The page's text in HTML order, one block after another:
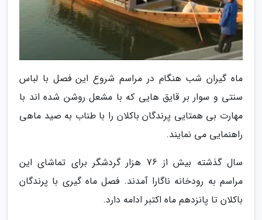
ماه گیران شب هنگام در مراسم شروع این فصل با لباس
سنتی و سوار بر قایق هایی که با مشعل روشن شده اند با
مهارت بی همتایی پرندگان باکلان را با طناب به صید ماهی
راهنمایی می نمایند.
سال گذشته بیش از 76 هزار گردشگر برای تماشای این
مراسم به رودخانه ناگارا آمدند. فصل ماه گیری با پرندگان
باکلان تا پانزدهم ماه اکتبر ادامه دارد.